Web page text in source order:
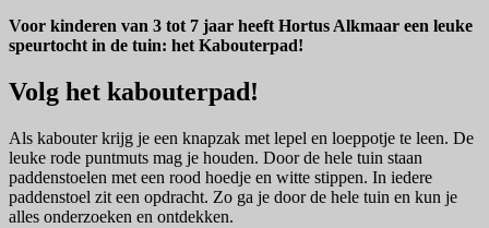
Voor kinderen van 3 tot 7 jaar heeft Hortus Alkmaar een leuke
speurtocht in de tuin: het Kabouterpad!
Volg het kabouterpad!
Als kabouter krijg je een knapzak met lepel en loeppotje te leen. De
leuke rode puntmuts mag je houden. Door de hele tuin staan
paddenstoelen met een rood hoedje en witte stippen. In iedere
paddenstoel zit een opdracht. Zo ga je door de hele tuin en kun je
alles onderzoeken en ontdekken.